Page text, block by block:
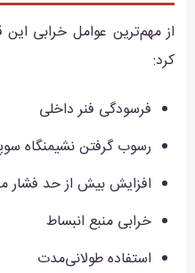
از مهم‌ترین عوامل خرابی این
کرد:
فرسودگی فنر داخلی
رسوب گرفتن نشیمنگاه
افزایش بیش از حد فشار
خرابی منبع انبساط
استفاده طولانی‌مدت